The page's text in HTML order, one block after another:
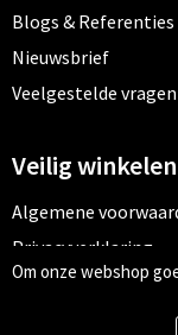
Blogs & Referenties
Nieuwsbrief
Veelgestelde vragen
Veilig winkelen
Algemene
Privacyverklaring
Cookiebeleid
Om onze webshop